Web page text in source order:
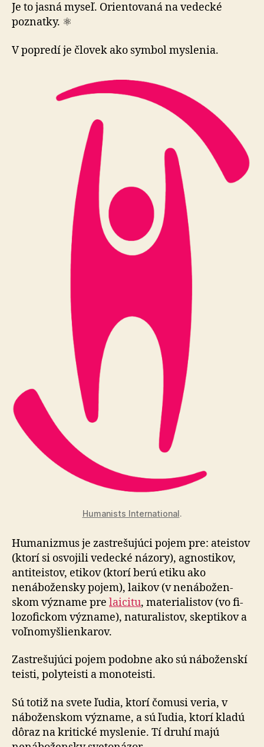
Je to jasná myseľ. Orientovaná na vedecké
poznatky. ⚛
V popredí je človek ako symbol myslenia.
Humanists International.
Humanizmus je zastrešujúci pojem pre: ateistov
(ktorí si osvojili vedecké názory), agnostikov,
antiteistov, etikov (ktorí berú etiku ako
nenábožensky pojem), laikov (v ne­ná­bo­žen­
skom výz­na­me pre laicitu, materialistov (vo fi­
lo­zo­fic­kom význame), naturalistov, skeptikov a
voľ­no­myš­lien­ka­rov.
Zastrešujúci pojem podobne ako sú náboženskí
teisti, polyteisti a monoteisti.
Sú totiž na svete ľudia, ktorí čomusi veria, v
náboženskom význame, a sú ľudia, ktorí kladú
dôraz na kritické mys­le­nie. Tí druhí majú